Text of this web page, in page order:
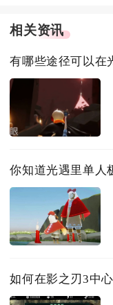
相关资讯
有哪些途径可以在
你知道光遇里单人
如何在影之刃3中